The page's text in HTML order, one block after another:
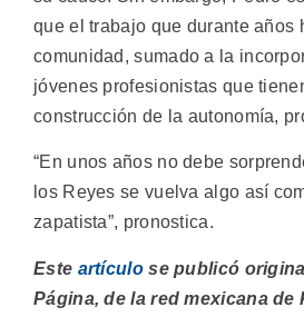
que el trabajo que durante años
comunidad, sumado a la
jóvenes profesionistas que
construcción de la autonomía,
“En unos años no debe
los Reyes se vuelva algo así
zapatista”, pronostica.
Este artículose publicó
Página, de la red mexicana de